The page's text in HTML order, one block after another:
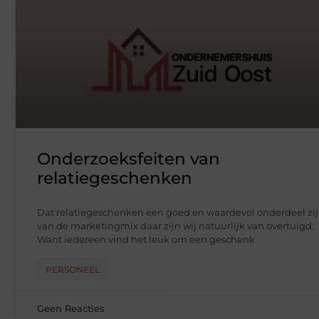
Onderzoeksfeiten van
relatiegeschenken
Dat relatiegeschenken een goed en waardevol onderdeel
van de marketingmix daar zijn wij natuurlijk van overtuigd.
Want iedereen vind het leuk om een geschenk
PERSONEEL
Geen Reacties